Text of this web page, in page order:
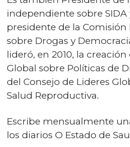
independiente sobre SIDA
presidente de la
sobre Drogas y
lideró, en 2010, la
Global sobre Políticas de
del Consejo de Lideres
Salud Reproductiva.
Escribe mensualmente
los diarios O Estado de